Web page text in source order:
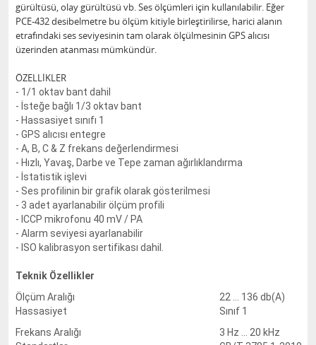
gürültüsü, olay gürültüsü vb. Ses ölçümleri için kullanılabilir. Eğer
PCE-432 desibelmetre bu ölçüm kitiyle birleştirilirse, harici alanın
etrafındaki ses seviyesinin tam olarak ölçülmesinin GPS alıcısı
üzerinden atanması mümkündür.
ÖZELLİKLER
- 1/1 oktav bant dahil
- İsteğe bağlı 1/3 oktav bant
- Hassasiyet sınıfı 1
- GPS alıcısı entegre
- A, B, C & Z frekans değerlendirmesi
- Hızlı, Yavaş, Darbe ve Tepe zaman ağırlıklandırma
- İstatistik işlevi
- Ses profilinin bir grafik olarak gösterilmesi
- 3 adet ayarlanabilir ölçüm profili
- ICCP mikrofonu 40 mV / PA
- Alarm seviyesi ayarlanabilir
- ISO kalibrasyon sertifikası dahil.
Teknik Özellikler
Ölçüm Aralığı
22 ... 136 db(A)
Hassasiyet
Sınıf 1
Frekans Aralığı
3 Hz ... 20 kHz